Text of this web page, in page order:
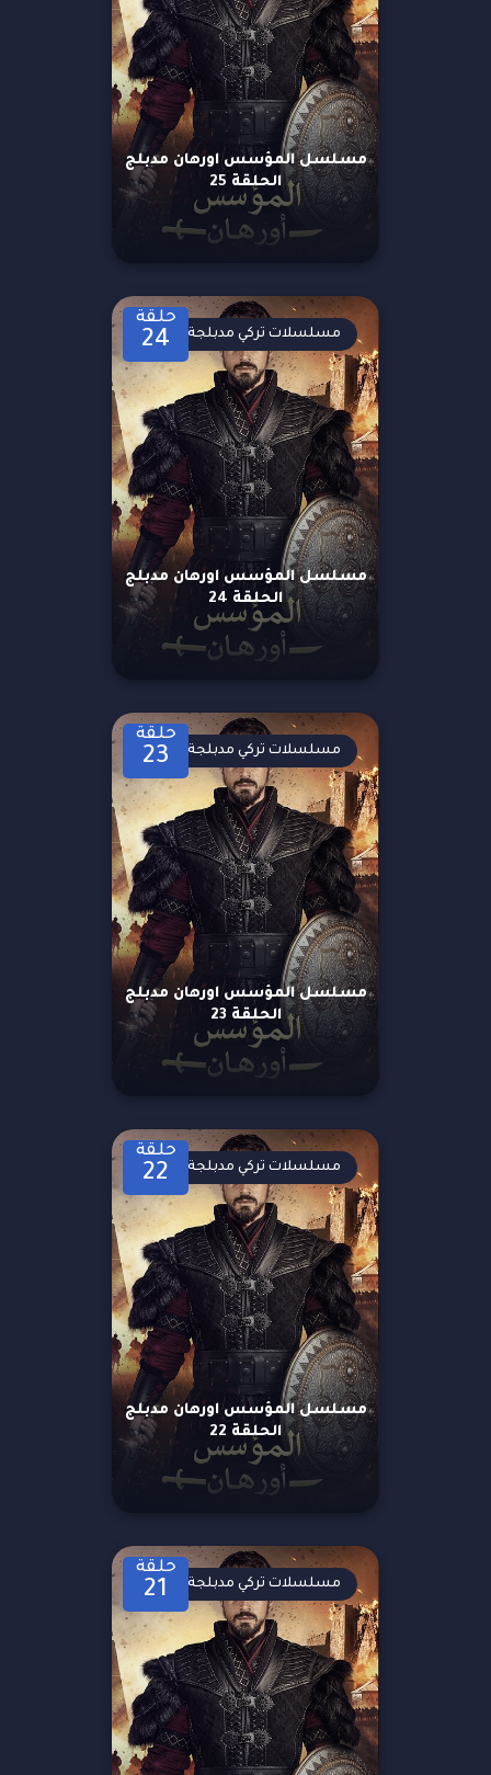
مسلسل المؤسس اورهان مدبلج
الحلقة 25
حلقة
24
مسلسل المؤسس اورهان مدبلج
الحلقة 24
مسلسلات تركي مدبلجة
حلقة
23
مسلسل المؤسس اورهان مدبلج
الحلقة 23
مسلسلات تركي مدبلجة
حلقة
22
مسلسل المؤسس اورهان مدبلج
الحلقة 22
مسلسلات تركي مدبلجة
حلقة
21 مسلسلات تركي مدبلجة